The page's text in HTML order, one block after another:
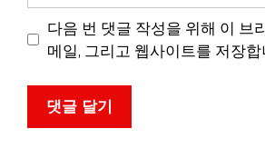
트
다음 번 댓글 작성을 위해 이 브
메일, 그리고 웹사이트를 저장합